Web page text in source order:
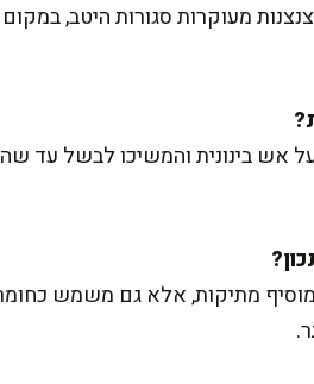
מעוקרות סגורות היטב, במקום
אש בינונית והמשיכו לבשל עד
מתיקות, אלא גם משמש